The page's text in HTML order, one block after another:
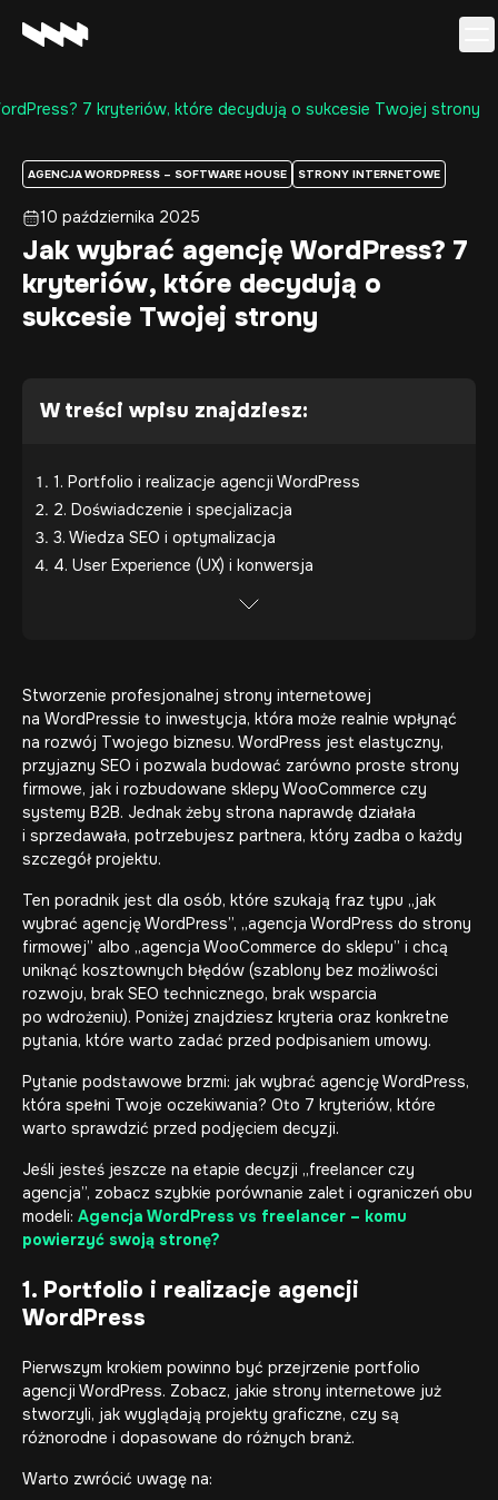
Realizacje
O firmie
Kariera
Baza wiedzy
Kontakt
7 kryteriów, które decydują o sukcesie Twojej strony
AGENCJA WORDPRESS – SOFTWARE HOUSE STRONY INTERNETOWE
10 października 2025
Jak wybrać agencję WordPress? 7
kryteriów, które decydują o
sukcesie Twojej strony
W treści wpisu znajdziesz:
1. Portfolio i realizacje agencji WordPress
2. Doświadczenie i specjalizacja
3. Wiedza SEO i optymalizacja
4. User Experience (UX) i konwersja
Stworzenie profesjonalnej strony internetowej
na WordPressie to inwestycja, która może realnie wpłynąć
na rozwój Twojego biznesu. WordPress jest elastyczny,
przyjazny SEO i pozwala budować zarówno proste strony
firmowe, jak i rozbudowane sklepy WooCommerce czy
systemy B2B. Jednak żeby strona naprawdę działała
i sprzedawała, potrzebujesz partnera, który zadba o każdy
szczegół projektu.
Ten poradnik jest dla osób, które szukają fraz typu „jak
wybrać agencję WordPress”, „agencja WordPress do strony
firmowej” albo „agencja WooCommerce do sklepu” i chcą
uniknąć kosztownych błędów (szablony bez możliwości
rozwoju, brak SEO technicznego, brak wsparcia
po wdrożeniu). Poniżej znajdziesz kryteria oraz konkretne
pytania, które warto zadać przed podpisaniem umowy.
Pytanie podstawowe brzmi: jak wybrać agencję WordPress,
która spełni Twoje oczekiwania? Oto 7 kryteriów, które
warto sprawdzić przed podjęciem decyzji.
Jeśli jesteś jeszcze na etapie decyzji „freelancer czy
agencja”, zobacz szybkie porównanie zalet i ograniczeń obu
modeli: Agencja WordPress vs freelancer – komu
powierzyć swoją stronę?
1. Portfolio i realizacje agencji
WordPress
Pierwszym krokiem powinno być przejrzenie portfolio
agencji WordPress. Zobacz, jakie strony internetowe już
stworzyli, jak wyglądają projekty graficzne, czy są
różnorodne i dopasowane do różnych branż.
Warto zwrócić uwagę na: